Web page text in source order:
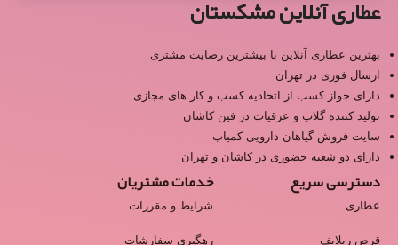
عطاری آنلاین مشکستان
بهترین عطاری آنلاین با بیشترین رضایت مشتری
ارسال فوری در تهران
دارای جواز کسب از اتحادیه کسب و کار های مجازی
تولید کننده گلاب و عرقیات در فین کاشان
سایت فروش گیاهان دارویی کمیاب
دارای دو شعبه حضوری در کاشان و تهران
دسترسی سریع
عطاری
قرص ریلایف
خدمات مشتریان
شرایط و مقررات
رهگیری سفارشات